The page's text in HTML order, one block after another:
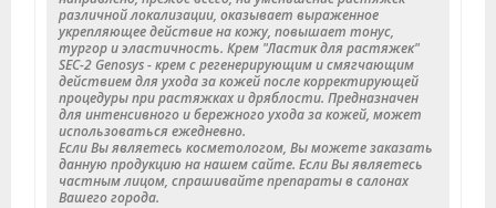
различной локализации, оказывает выраженное
укрепляющее действие на кожу, повышает тонус,
тургор и эластичность. Крем "Ластик для растяжек"
SEC-2 Genosys - крем с регенерирующим и смягчающим
действием для ухода за кожей после корректирующей
процедуры при растяжках и дряблости. Предназначен
для интенсивного и бережного ухода за кожей, может
использоваться ежедневно.
Если Вы являетесь косметологом, Вы можете заказать
данную продукцию на нашем сайте. Если Вы являетесь
частным лицом, спрашивайте препараты в салонах
Вашего города.